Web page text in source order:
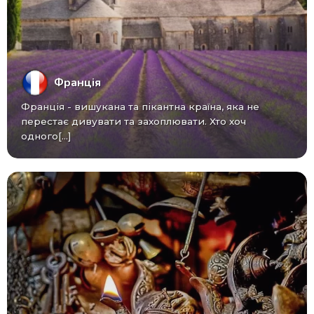
Франція
Франція - вишукана та пікантна країна, яка не
перестає дивувати та захоплювати. Хто хоч
одного[...]